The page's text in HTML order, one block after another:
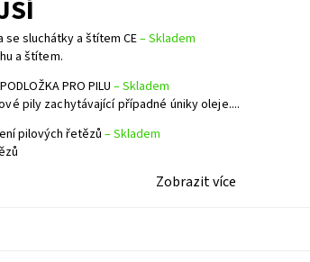
se sluchátky a štítem CE–Skladem
a štítem.
PRO PILU –Skladem
pily zachytávající případné úniky oleje....
pilových řetězů –Skladem
Zobrazit více